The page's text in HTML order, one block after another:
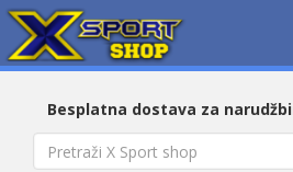
Besplatna dostava za